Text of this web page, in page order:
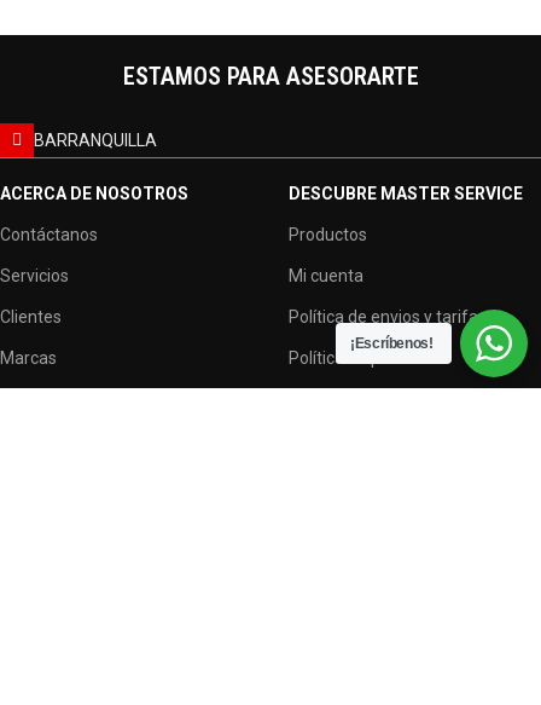
ESTAMOS PARA ASESORARTE
BARRANQUILLA
ACERCA DE NOSOTROS
Contáctanos
Servicios
Clientes
Marcas
DESCUBRE MASTER SERVICE
Productos
Mi cuenta
Política de envios y tarifas
Política de privacidad
¡Escríbenos!